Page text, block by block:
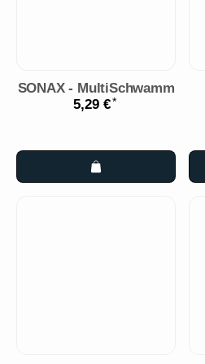
SONAX - MultiSchwamm
5,29 €*